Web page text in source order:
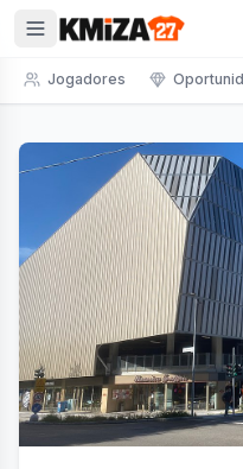
Jogadores